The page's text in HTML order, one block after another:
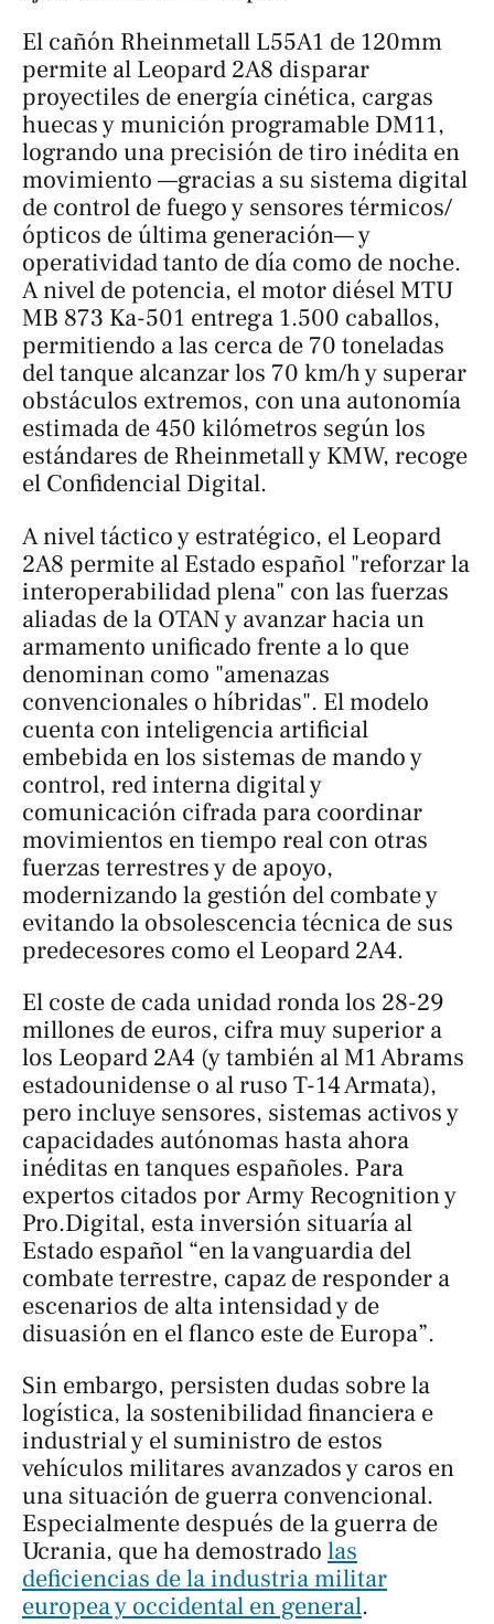
El cañón Rheinmetall L55A1 de 120mm
permite al Leopard 2A8 disparar
proyectiles de energía cinética, cargas
huecas y munición programable DM11,
logrando una precisión de tiro inédita en
movimiento —gracias a su sistema digital
de control de fuego y sensores térmicos/
ópticos de última generación— y
operatividad tanto de día como de noche.
A nivel de potencia, el motor diésel MTU
MB 873 Ka-501 entrega 1.500 caballos,
permitiendo a las cerca de 70 toneladas
del tanque alcanzar los 70 km/h y superar
obstáculos extremos, con una autonomía
estimada de 450 kilómetros según los
estándares de Rheinmetall y KMW, recoge
el Confidencial Digital.
A nivel táctico y estratégico, el Leopard
2A8 permite al Estado español "reforzar la
interoperabilidad plena" con las fuerzas
aliadas de la OTAN y avanzar hacia un
armamento unificado frente a lo que
denominan como "amenazas
convencionales o híbridas". El modelo
cuenta con inteligencia artificial
embebida en los sistemas de mando y
control, red interna digital y
comunicación cifrada para coordinar
movimientos en tiempo real con otras
fuerzas terrestres y de apoyo,
modernizando la gestión del combate y
evitando la obsolescencia técnica de sus
predecesores como el Leopard 2A4.
El coste de cada unidad ronda los 28-29
millones de euros, cifra muy superior a
los Leopard 2A4 (y también al M1 Abrams
estadounidense o al ruso T-14 Armata),
pero incluye sensores, sistemas activos y
capacidades autónomas hasta ahora
inéditas en tanques españoles. Para
expertos citados porArmy Recognitiony
Pro.Digital, esta inversión situaría al
Estado español “en la vanguardia del
combate terrestre, capaz de responder a
escenarios de alta intensidad y de
disuasión en el flanco este de Europa”.
Sin embargo, persisten dudas sobre la
logística, la sostenibilidad financiera e
industrial y el suministro de estos
vehículos militares avanzados y caros en
una situación de guerra convencional.
Especialmente después de la guerra de
Ucrania, que ha demostrado las
deficiencias de la industria militar
europea y occidental en general.